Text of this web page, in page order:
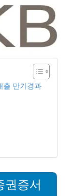
출 만기경과
권증서